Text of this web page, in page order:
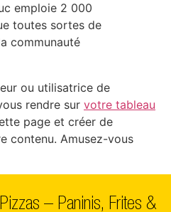
emploie 2 000
toutes sortes de
communauté
ou utilisatrice de
rendre sur votre tableau
page et créer de
contenu. Amusez-vous
– Paninis, Frites &